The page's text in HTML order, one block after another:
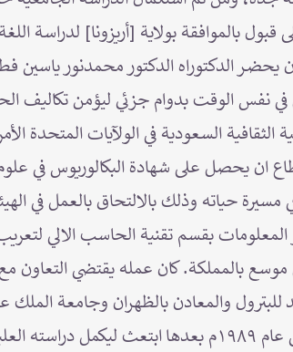
بالموافقة بولاية [أريزونا] لدراسة
الدكتوراه الدكتور محمدنور ياسين
في نفس الوقت بدوام جزئي ليؤمن
السعودية في الولآيات المتحدة
ان يحصل على شهادة البكالوريوس في
حياته وذلك بالالتحاق بالعمل في
المعلومات بقسم تقنية الحاسب الالي
موسع بالمملكة. كان عمله يقتضي التعاون
والمعادن بالظهران وجامعة الملك
مع الهيئة السعودية للمواصفات والمقاييس حتى عام ١٩٨٩م بعدها